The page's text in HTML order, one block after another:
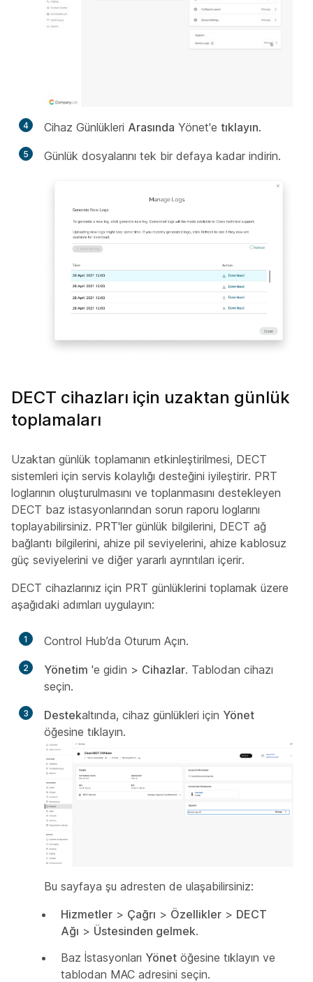
4 Cihaz Günlükleri Arasında Yönet'e tıklayın.
5 Günlük dosyalarını tek bir defaya kadar indirin.
DECT cihazları için uzaktan günlük
toplamaları
Uzaktan günlük toplamanın etkinleştirilmesi, DECT
sistemleri için servis kolaylığı desteğini iyileştirir. PRT
loglarının oluşturulmasını ve toplanmasını destekleyen
DECT baz istasyonlarından sorun raporu loglarını
toplayabilirsiniz. PRT'ler günlük bilgilerini, DECT ağ
bağlantı bilgilerini, ahize pil seviyelerini, ahize kablosuz
güç seviyelerini ve diğer yararlı ayrıntıları içerir.
DECT cihazlarınız için PRT günlüklerini toplamak üzere
aşağıdaki adımları uygulayın:
1 Control Hub’da Oturum Açın.
2 Yönetim 'e gidin > Cihazlar. Tablodan cihazı
seçin.
3 Destekaltında, cihaz günlükleri için Yönet
öğesine tıklayın.
Bu sayfaya şu adresten de ulaşabilirsiniz:
Hizmetler > Çağrı > Özellikler > DECT
Ağı > Üstesinden gelmek.
Baz İstasyonları Yönet öğesine tıklayın ve
tablodan MAC adresini seçin.